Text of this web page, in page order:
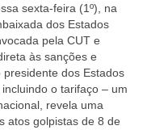
sexta-feira (1º), na
dos Estados
pela CUT e
às sanções e
dos Estados
o tarifaço – um
revela uma
atos golpistas de 8 de